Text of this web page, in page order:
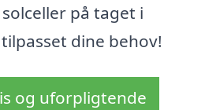
på taget i
dine behov!
og uforpligtende